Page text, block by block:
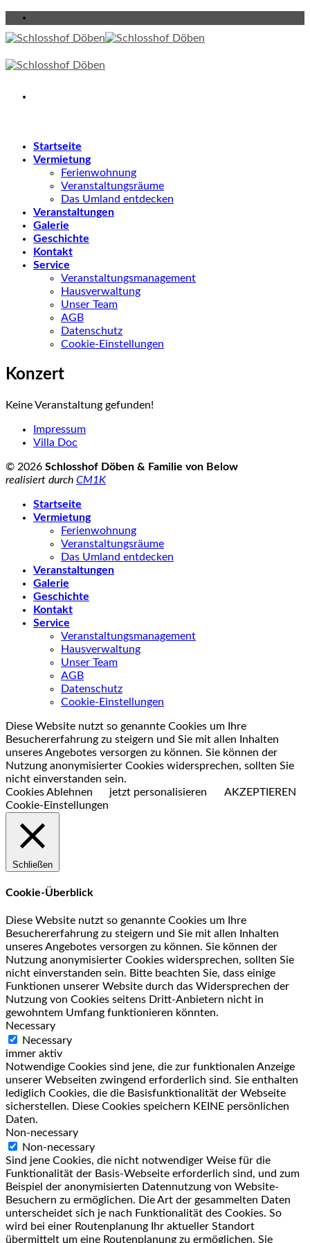
Skip
to
content
Startseite
Vermietung
Ferienwohnung
Veranstaltungsräume
Das Umland entdecken
Veranstaltungen
Galerie
Geschichte
Kontakt
Service
Veranstaltungsmanagement
Hausverwaltung
Unser Team
AGB
Datenschutz
Cookie-Einstellungen
Konzert
Keine Veranstaltung gefunden!
Impressum
Villa Doc
© 2026 Schlosshof Döben & Familie von Below
realisiert durch CM1K
Startseite
Vermietung
Ferienwohnung
Veranstaltungsräume
Das Umland entdecken
Veranstaltungen
Galerie
Geschichte
Kontakt
Service
Veranstaltungsmanagement
Hausverwaltung
Unser Team
AGB
Datenschutz
Cookie-Einstellungen
Diese Website nutzt so genannte Cookies um Ihre
Besuchererfahrung zu steigern und Sie mit allen Inhalten
unseres Angebotes versorgen zu können. Sie können der
Nutzung anonymisierter Cookies widersprechen, sollten Sie
nicht einverstanden sein.
Cookies Ablehnen
jetzt personalisieren
AKZEPTIEREN
Cookie-Einstellungen
Schließen
Cookie-Überblick
Diese Website nutzt so genannte Cookies um Ihre
Besuchererfahrung zu steigern und Sie mit allen Inhalten
unseres Angebotes versorgen zu können. Sie können der
Nutzung anonymisierter Cookies widersprechen, sollten Sie
nicht einverstanden sein. Bitte beachten Sie, dass einige
Funktionen unserer Website durch das Widersprechen der
Nutzung von Cookies seitens Dritt-Anbietern nicht in
gewohntem Umfang funktionieren könnten.
Necessary
Necessary
immer aktiv
Notwendige Cookies sind jene, die zur funktionalen Anzeige
unserer Webseiten zwingend erforderlich sind. Sie enthalten
lediglich Cookies, die die Basisfunktionalität der Webseite
sicherstellen. Diese Cookies speichern KEINE persönlichen
Daten.
Non-necessary
Non-necessary
Sind jene Cookies, die nicht notwendiger Weise für die
Funktionalität der Basis-Webseite erforderlich sind, und zum
Beispiel der anonymisierten Datennutzung von Website-
Besuchern zu ermöglichen. Die Art der gesammelten Daten
unterscheidet sich je nach Funktionalität des Cookies. So
wird bei einer Routenplanung Ihr aktueller Standort
übermittelt um eine Routenplanung zu ermöglichen. Sie